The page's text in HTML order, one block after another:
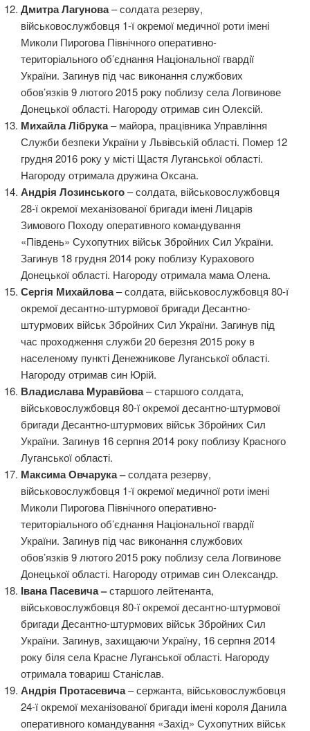
Дмитра Лагунова– солдата резерву,
військовослужбовця 1-ї окремої медичної роти імені
Миколи Пирогова Північного оперативно-
територіального об’єднання Національної гвардії
України. Загинув під час виконання службових
обов’язків 9 лютого 2015 року поблизу села Логвинове
Донецької області. Нагороду отримав син Олексій.
Михайла Лібрука– майора, працівника Управління
Служби безпеки України у Львівській області. Помер 12
грудня 2016 року у місті Щастя Луганської області.
Нагороду отримала дружина Оксана.
Андрія Лозинського– солдата, військовослужбовця
28-ї окремої механізованої бригади імені Лицарів
Зимового Походу оперативного командування
«Південь» Сухопутних військ Збройних Сил України.
Загинув 18 грудня 2014 року поблизу Курахового
Донецької області. Нагороду отримала мама Олена.
Сергія Михайлова– солдата, військовослужбовця 80-ї
окремої десантно-штурмової бригади Десантно-
штурмових військ Збройних Сил України. Загинув під
час проходження служби 20 березня 2015 року в
населеному пункті Денежникове Луганської області.
Нагороду отримав син Юрій.
Владислава Муравйова– старшого солдата,
військовослужбовця 80-ї окремої десантно-штурмової
бригади Десантно-штурмових військ Збройних Сил
України. Загинув 16 серпня 2014 року поблизу Красного
Луганської області.
Максима Овчарука –солдата резерву,
військовослужбовця 1-ї окремої медичної роти імені
Миколи Пирогова Північного оперативно-
територіального об’єднання Національної гвардії
України. Загинув під час виконання службових
обов’язків 9 лютого 2015 року поблизу села Логвинове
Донецької області. Нагороду отримав син Олександр.
Івана Пасевича –старшого лейтенанта,
військовослужбовця 80-ї окремої десантно-штурмової
бригади Десантно-штурмових військ Збройних Сил
України. Загинув, захищаючи Україну, 16 серпня 2014
року біля села Красне Луганської області. Нагороду
отримала товариш Станіслав.
Андрія Протасевича– сержанта, військовослужбовця
24-ї окремої механізованої бригади імені короля Данила
оперативного командування «Захід» Сухопутних військ